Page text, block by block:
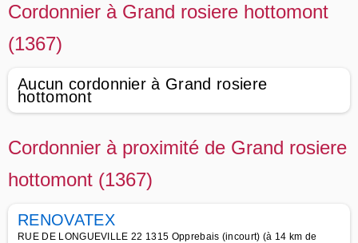
Cordonnier à Grand rosiere hottomont
(1367)
Aucun cordonnier à Grand rosiere
hottomont
Cordonnier à proximité de Grand rosiere
hottomont (1367)
RENOVATEX
RUE DE LONGUEVILLE 22 1315 Opprebais (incourt) (à 14 km de